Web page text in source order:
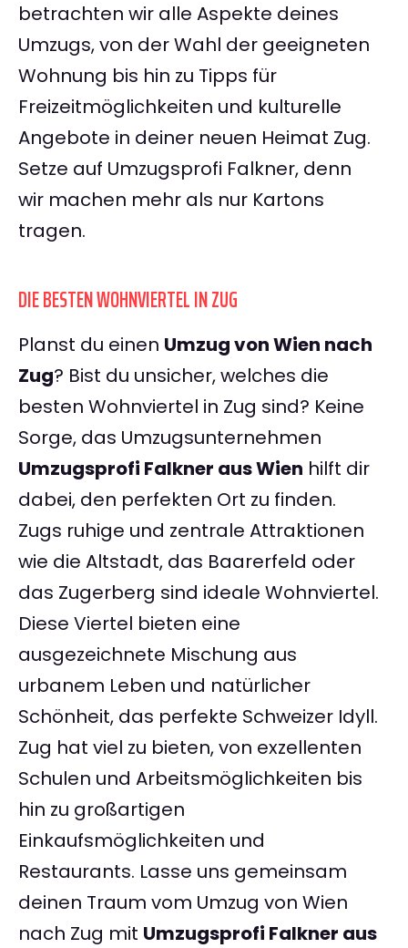
betrachten wir alle Aspekte deines
Umzugs, von der Wahl der geeigneten
Wohnung bis hin zu Tipps für
Freizeitmöglichkeiten und kulturelle
Angebote in deiner neuen Heimat Zug.
Setze auf Umzugsprofi Falkner, denn
wir machen mehr als nur Kartons
tragen.
DIE BESTEN WOHNVIERTEL IN ZUG
Planst du einen Umzug von Wien nach
Zug? Bist du unsicher, welches die
besten Wohnviertel in Zug sind? Keine
Sorge, das Umzugsunternehmen
Umzugsprofi Falkner aus Wien hilft dir
dabei, den perfekten Ort zu finden.
Zugs ruhige und zentrale Attraktionen
wie die Altstadt, das Baarerfeld oder
das Zugerberg sind ideale Wohnviertel.
Diese Viertel bieten eine
ausgezeichnete Mischung aus
urbanem Leben und natürlicher
Schönheit, das perfekte Schweizer Idyll.
Zug hat viel zu bieten, von exzellenten
Schulen und Arbeitsmöglichkeiten bis
hin zu großartigen
Einkaufsmöglichkeiten und
Restaurants. Lasse uns gemeinsam
deinen Traum vom Umzug von Wien
nach Zug mit Umzugsprofi Falkner aus